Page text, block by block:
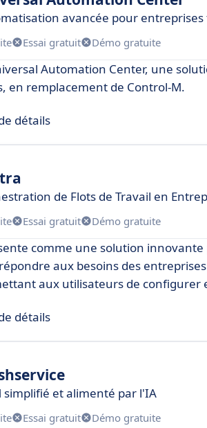
avancée pour
Essai gratuit Démo gratuite
Automation Center, une
en remplacement de Control-M.
détails
de Flots de Travail en
Essai gratuit Démo gratuite
comme une solution
aux besoins des
aux utilisateurs de configurer
détails
simplifié et alimenté par l'IA
Essai gratuit Démo gratuite